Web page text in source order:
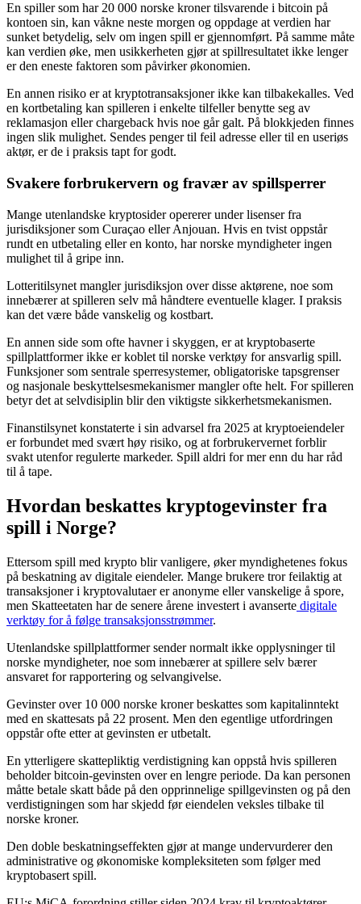
En spiller som har 20 000 norske kroner tilsvarende i bitcoin på
kontoen sin, kan våkne neste morgen og oppdage at verdien har
sunket betydelig, selv om ingen spill er gjennomført. På samme måte
kan verdien øke, men usikkerheten gjør at spillresultatet ikke lenger
er den eneste faktoren som påvirker økonomien.
En annen risiko er at kryptotransaksjoner ikke kan tilbakekalles. Ved
en kortbetaling kan spilleren i enkelte tilfeller benytte seg av
reklamasjon eller chargeback hvis noe går galt. På blokkjeden finnes
ingen slik mulighet. Sendes penger til feil adresse eller til en useriøs
aktør, er de i praksis tapt for godt.
Svakere forbrukervern og fravær av spillsperrer
Mange utenlandske kryptosider opererer under lisenser fra
jurisdiksjoner som Curaçao eller Anjouan. Hvis en tvist oppstår
rundt en utbetaling eller en konto, har norske myndigheter ingen
mulighet til å gripe inn.
Lotteritilsynet mangler jurisdiksjon over disse aktørene, noe som
innebærer at spilleren selv må håndtere eventuelle klager. I praksis
kan det være både vanskelig og kostbart.
En annen side som ofte havner i skyggen, er at kryptobaserte
spillplattformer ikke er koblet til norske verktøy for ansvarlig spill.
Funksjoner som sentrale sperresystemer, obligatoriske tapsgrenser
og nasjonale beskyttelsesmekanismer mangler ofte helt. For spilleren
betyr det at selvdisiplin blir den viktigste sikkerhetsmekanismen.
Finanstilsynet konstaterte i sin advarsel fra 2025 at kryptoeiendeler
er forbundet med svært høy risiko, og at forbrukervernet forblir
svakt utenfor regulerte markeder. Spill aldri for mer enn du har råd
til å tape.
Hvordan beskattes kryptogevinster fra
spill i Norge?
Ettersom spill med krypto blir vanligere, øker myndighetenes fokus
på beskatning av digitale eiendeler. Mange brukere tror feilaktig at
transaksjoner i kryptovalutaer er anonyme eller vanskelige å spore,
men Skatteetaten har de senere årene investert i avanserte digitale
verktøy for å følge transaksjonsstrømmer.
Utenlandske spillplattformer sender normalt ikke opplysninger til
norske myndigheter, noe som innebærer at spillere selv bærer
ansvaret for rapportering og selvangivelse.
Gevinster over 10 000 norske kroner beskattes som kapitalinntekt
med en skattesats på 22 prosent. Men den egentlige utfordringen
oppstår ofte etter at gevinsten er utbetalt.
En ytterligere skattepliktig verdistigning kan oppstå hvis spilleren
beholder bitcoin-gevinsten over en lengre periode. Da kan personen
måtte betale skatt både på den opprinnelige spillgevinsten og på den
verdistigningen som har skjedd før eiendelen veksles tilbake til
norske kroner.
Den doble beskatningseffekten gjør at mange undervurderer den
administrative og økonomiske kompleksiteten som følger med
kryptobasert spill.